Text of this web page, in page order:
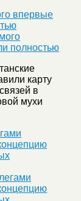
впервые
карту
в
мухи